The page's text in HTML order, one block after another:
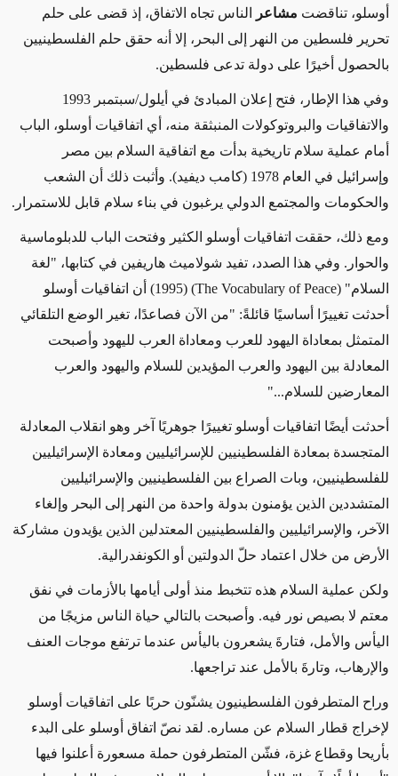
أوسلو، تناقضت مشاعر
الناس تجاه الاتفاق، إذ قضى على حلم
تحرير فلسطين من النهر إلى البحر، إلا أنه حقق حلم الفلسطينيين
بالحصول أخيرًا على دولة تدعى فلسطين.
وفي هذا الإطار، فتح إعلان المبادئ في أيلول/سبتمبر 1993
والاتفاقيات والبروتوكولات المنبثقة منه، أي اتفاقيات أوسلو، الباب
أمام عملية سلام تاريخية بدأت مع اتفاقية السلام بين مصر
وإسرائيل في العام 1978 (كامب ديفيد). وأثبت ذلك أن الشعب
والحكومات والمجتمع الدولي يرغبون في بناء سلام قابل للاستمرار.
ومع ذلك، حققت اتفاقيات أوسلو الكثير وفتحت الباب للدبلوماسية
والحوار. وفي هذا الصدد، تفيد شولاميث هاريفين في كتابها، "لغة
السلام" (The Vocabulary of Peace) (1995) أن اتفاقيات أوسلو
أحدثت تغييرًا أساسيًا قائلةً: "من الآن فصاعدًا، تغير الوضع التلقائي
المتمثل بمعاداة اليهود للعرب ومعاداة العرب لليهود وأصبحت
المعادلة بين اليهود والعرب المؤيدين للسلام واليهود والعرب
المعارضين للسلام..."
أحدثت أيضًا اتفاقيات أوسلو تغييرًا جوهريًا آخر وهو انقلاب المعادلة
المتجسدة بمعادة الفلسطينيين للإسرائيليين ومعادة الإسرائيليين
للفلسطينيين، وبات الصراع بين الفلسطينيين والإسرائيليين
المتشددين الذين يؤمنون بدولة واحدة من النهر إلى البحر وإلغاء
الآخر، والإسرائيليين والفلسطينيين المعتدلين الذين يؤيدون مشاركة
الأرض من خلال اعتماد حلّ الدولتين أو الكونفدرالية.
ولكن عملية السلام هذه تتخبط منذ أولى أيامها بالأزمات في نفق
معتم لا بصيص نور فيه. وأصبحت بالتالي حياة الناس مزيجًا من
اليأس والأمل، فتارةَ يشعرون باليأس عندما ترتفع موجات العنف
والإرهاب، وتارةَ بالأمل عند تراجعها.
وراح المتطرفون الفلسطينيون يشنّون حربًا على اتفاقيات أوسلو
لإخراج قطار السلام عن مساره. لقد نصّ اتفاق أوسلو على البدء
بأريحا وقطاع غزة، فشّن المتطرفون حملة مسعورة أعلنوا فيها